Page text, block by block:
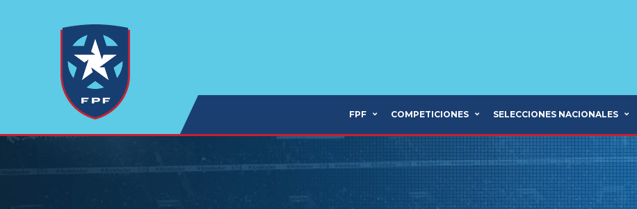
FPF COMPETICIONES SELECCIONES NACIONALES